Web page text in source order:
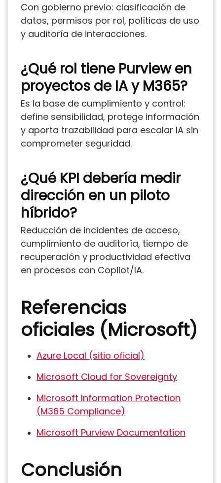
Con gobierno previo: clasificación de
datos, permisos por rol, políticas de uso
y auditoría de interacciones.
¿Qué rol tiene Purview en
proyectos de IA y M365?
Es la base de cumplimiento y control:
define sensibilidad, protege información
y aporta trazabilidad para escalar IA sin
comprometer seguridad.
¿Qué KPI debería medir
dirección en un piloto
híbrido?
Reducción de incidentes de acceso,
cumplimiento de auditoría, tiempo de
recuperación y productividad efectiva
en procesos con Copilot/IA.
Referencias
oficiales (Microsoft)
Azure Local (sitio oficial)
Microsoft Cloud for Sovereignty
Microsoft Information Protection
(M365 Compliance)
Microsoft Purview Documentation
Conclusión